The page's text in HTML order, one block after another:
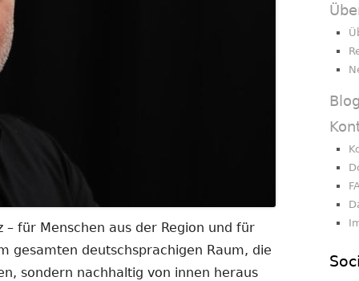
– für Menschen aus der Region und für
gesamten deutschsprachigen Raum, die
sondern nachhaltig von innen heraus
Blog